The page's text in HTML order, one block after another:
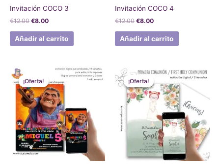
Invitación COCO 3
€12.00 €8.00
Añadir al carrito
Invitación COCO 4
€12.00 €8.00
Añadir al carrito
¡Oferta!
¡Oferta!
precio
original
era:
€12.00.
precio
actual
es:
€8.00.
¡Oferta!
¡Oferta!
El
precio
original
era:
€12.00.
El
precio
actual
es:
€8.00.